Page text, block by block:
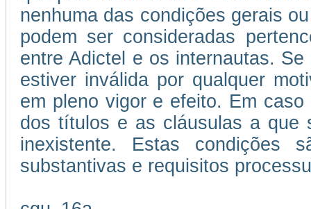
nenhuma das condições gerais
podem ser consideradas
entre Adictel e os internautas.
estiver inválida por qualquer
em pleno vigor e efeito. Em
dos títulos e as cláusulas a que
inexistente. Estas condições
substantivas e requisitos